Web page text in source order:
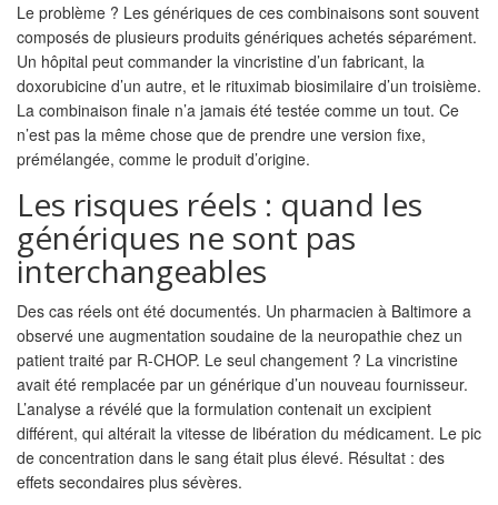
Le problème ? Les génériques de ces combinaisons sont souvent
composés de plusieurs produits génériques achetés séparément.
Un hôpital peut commander la vincristine d’un fabricant, la
doxorubicine d’un autre, et le rituximab biosimilaire d’un troisième.
La combinaison finale n’a jamais été testée comme un tout. Ce
n’est pas la même chose que de prendre une version fixe,
prémélangée, comme le produit d’origine.
Les risques réels : quand les
génériques ne sont pas
interchangeables
Des cas réels ont été documentés. Un pharmacien à Baltimore a
observé une augmentation soudaine de la neuropathie chez un
patient traité par R-CHOP. Le seul changement ? La vincristine
avait été remplacée par un générique d’un nouveau fournisseur.
L’analyse a révélé que la formulation contenait un excipient
différent, qui altérait la vitesse de libération du médicament. Le pic
de concentration dans le sang était plus élevé. Résultat : des
effets secondaires plus sévères.